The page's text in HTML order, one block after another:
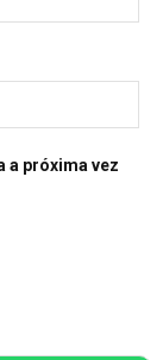
a próxima vez